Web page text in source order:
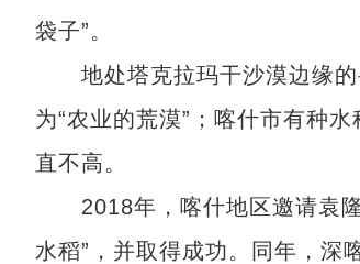
袋子”。
地处塔克拉玛干沙漠边缘的
为“农业的荒漠”；喀什市有种
直不高。
2018年，喀什地区邀请袁隆
水稻”，并取得成功。同年，深